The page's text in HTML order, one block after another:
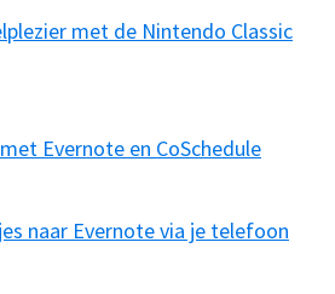
met de Nintendo Classic
Evernote en CoSchedule
naar Evernote via je telefoon